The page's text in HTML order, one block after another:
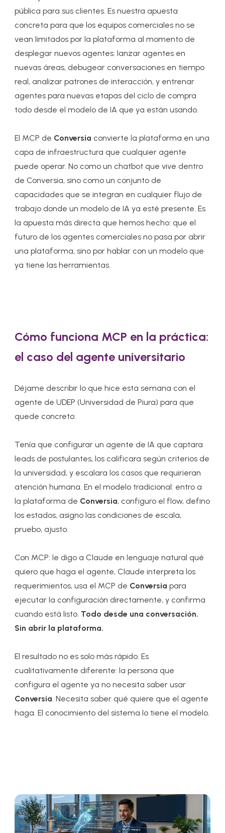
pública para sus clientes. Es nuestra apuesta
concreta para que los equipos comerciales no se
vean limitados por la plataforma al momento de
desplegar nuevos agentes: lanzar agentes en
nuevas áreas, debugear conversaciones en tiempo
real, analizar patrones de interacción, y entrenar
agentes para nuevas etapas del ciclo de compra
todo desde el modelo de IA que ya están usando.
El MCP de Conversia convierte la plataforma en una
capa de infraestructura que cualquier agente
puede operar. No como un chatbot que vive dentro
de Conversia, sino como un conjunto de
capacidades que se integran en cualquier flujo de
trabajo donde un modelo de IA ya esté presente. Es
la apuesta más directa que hemos hecho: que el
futuro de los agentes comerciales no pasa por abrir
una plataforma, sino por hablar con un modelo que
ya tiene las herramientas.
Cómo funciona MCP en la práctica:
el caso del agente universitario
Déjame describir lo que hice esta semana con el
agente de UDEP (Universidad de Piura) para que
quede concreto:
Tenía que configurar un agente de IA que captara
leads de postulantes, los calificara según criterios de
la universidad, y escalara los casos que requirieran
atención humana. En el modelo tradicional: entro a
la plataforma de Conversia, configuro el flow, defino
los estados, asigno las condiciones de escala,
pruebo, ajusto.
Con MCP: le digo a Claude en lenguaje natural qué
quiero que haga el agente, Claude interpreta los
requerimientos, usa el MCP de Conversiapara
ejecutar la configuración directamente, y confirma
cuando está listo. Todo desde una conversación.
Sin abrir la plataforma.
El resultado no es solo más rápido. Es
cualitativamente diferente: la persona que
configura el agente ya no necesita saber usar
Conversia . Necesita saber qué quiere que el agente
haga. El conocimiento del sistema lo tiene el modelo.